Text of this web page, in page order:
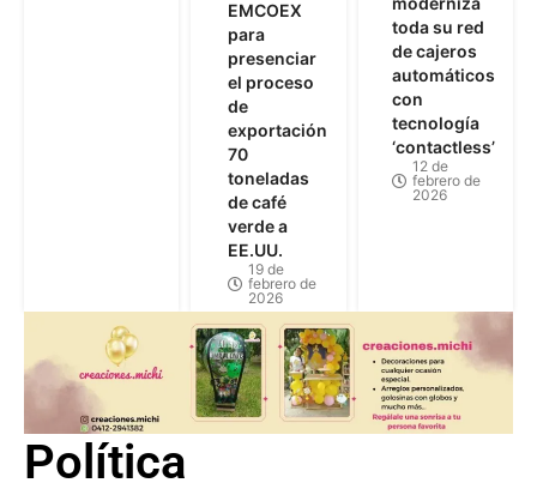
EMCOEX
para
presenciar
el proceso
de
exportación
70
toneladas
de café
verde a
EE.UU.
19 de
febrero de
2026
toda su red
de cajeros
automáticos
con
tecnología
‘contactless’
12 de
febrero de
2026
Política